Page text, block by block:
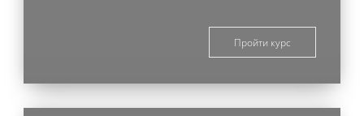
Пройти курс